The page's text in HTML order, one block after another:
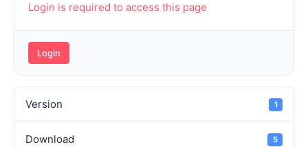
Login is required to access this page
Login
Version 1
Download 5